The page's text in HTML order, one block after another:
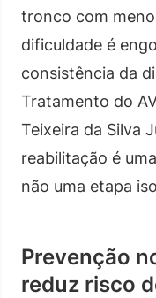
tronco com
dificuldade é
consistência da
Tratamento do
Teixeira da Silva
reabilitação é
não uma etapa
Prevenção
reduz risco